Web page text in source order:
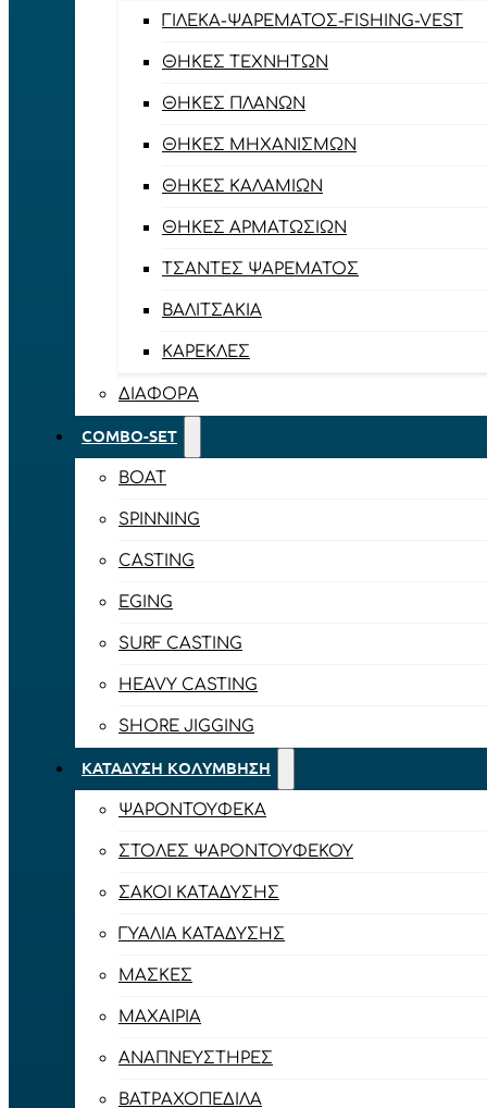
ΓΙΛΈΚΑ-ΨΑΡΈΜΑΤΟΣ-FISHING-VEST
ΘΉΚΕΣ ΤΕΧΝΗΤΏΝ
ΘΉΚΕΣ ΠΛΆΝΩΝ
ΘΉΚΕΣ ΜΗΧΑΝΙΣΜΏΝ
ΘΉΚΕΣ ΚΑΛΑΜΙΏΝ
ΘΉΚΕΣ ΑΡΜΑΤΩΣΙΏΝ
ΤΣΆΝΤΕΣ ΨΑΡΈΜΑΤΟΣ
ΒΑΛΙΤΣΆΚΙΑ
ΚΑΡΈΚΛΕΣ
ΔΙΆΦΟΡΑ
COMBO-SET
BOAT
SPINNING
CASTING
EGING
SURF CASTING
HEAVY CASTING
SHORE JIGGING
ΚΑΤΆΔΥΣΗ ΚΟΛΎΜΒΗΣΗ
ΨΑΡΟΝΤΟΎΦΕΚΑ
ΣΤΟΛΈΣ ΨΑΡΟΝΤΟΎΦΕΚΟΥ
ΣΆΚΟΙ ΚΑΤΆΔΥΣΗΣ
ΓΥΑΛΙΆ ΚΑΤΆΔΥΣΗΣ
ΜΆΣΚΕΣ
ΜΑΧΑΊΡΙΑ
ΑΝΑΠΝΕΥΣΤΉΡΕΣ
ΒΑΤΡΑΧΟΠΈΔΙΛΑ